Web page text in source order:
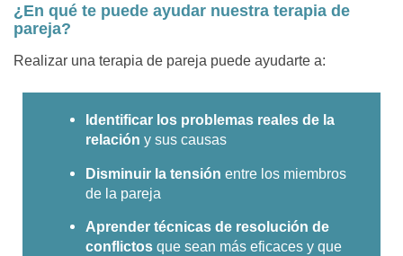
¿En qué te puede ayudar nuestra terapia de
pareja?
Realizar una terapia de pareja puede ayudarte a:
Identificar los problemas reales de la
relación y sus causas
Disminuir la tensión entre los miembros
de la pareja
Aprender técnicas de resolución de
conflictos que sean más eficaces y que